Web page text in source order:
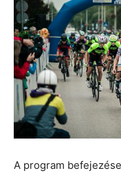
A program